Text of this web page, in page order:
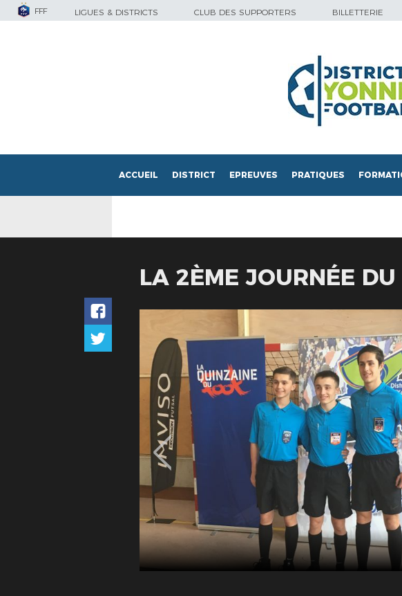
FFF LIGUES & DISTRICTS CLUB DES SUPPORTERS BILLETTERIE
ACCUEIL DISTRICT EPREUVES PRATIQUES
LA 2ÈME JOURNÉE